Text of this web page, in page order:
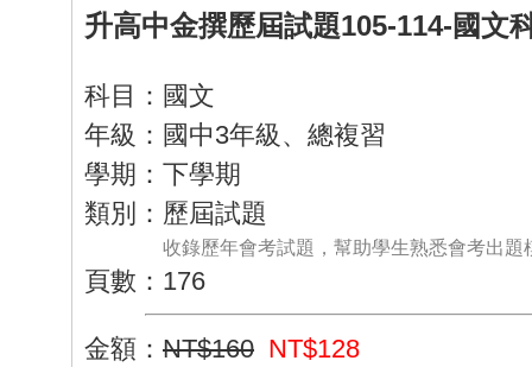
升高中金撰歷屆試題105-114-國文
科目：國文
年級：國中3年級、總複習
學期：下學期
類別：歷屆試題
收錄歷年會考試題，幫助學生熟悉會考出題
頁數：176
金額： NT$160 NT$128